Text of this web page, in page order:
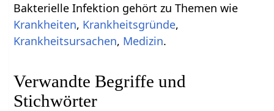
Bakterielle Infektion gehört zu Themen wie
Krankheiten, Krankheitsgründe,
Krankheitsursachen, Medizin.
Verwandte Begriffe und
Stichwörter